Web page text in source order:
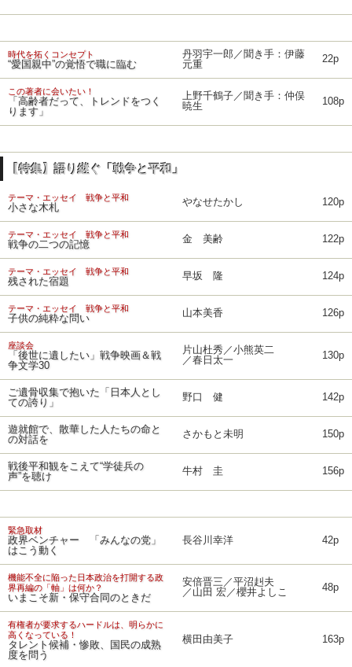
時代を拓くコンセプト
“愛国親中”の覚悟で職に臨む
丹羽宇一郎／聞き手：伊藤
元重
22p
この著者に会いたい！
「高齢者だって、トレンドをつく
ります」
上野千鶴子／聞き手：仲俣
暁生
108p
【特集】語り継ぐ「戦争と平和」
テーマ・エッセイ 戦争と平和
小さな木札 やなせたかし 120p
テーマ・エッセイ 戦争と平和
戦争の二つの記憶 金 美齢 122p
テーマ・エッセイ 戦争と平和
残された宿題 早坂 隆 124p
テーマ・エッセイ 戦争と平和
子供の純粋な問い 山本美香 126p
座談会
「後世に遺したい」戦争映画＆戦
争文学30
片山杜秀／小熊英二
／春日太一
130p
ご遺骨収集で抱いた「日本人とし
ての誇り」
野口 健 142p
遊就館で、散華した人たちの命と
の対話を
さかもと未明 150p
戦後平和観をこえて“学徒兵の
声”を聴け
牛村 圭 156p
緊急取材
政界ベンチャー 「みんなの党」
はこう動く
長谷川幸洋 42p
機能不全に陥った日本政治を打開する政
界再編の「軸」は何か？
いまこそ新・保守合同のときだ
安倍晋三／平沼赳夫
／山田 宏／櫻井よしこ
48p
有権者が要求するハードルは、明らかに
高くなっている！
タレント候補・惨敗、国民の成熟
度を問う
横田由美子 163p